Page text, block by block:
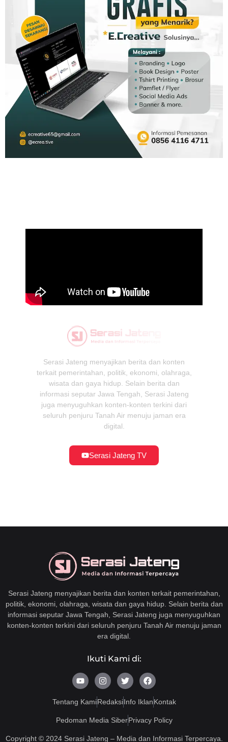
Serasi Jateng menyajikan berita dan konten
terkait pemerintahan, politik, ekonomi, olahraga,
wisata dan gaya hidup. Selain berita dan
informasi seputar Jawa Tengah, Serasi Jateng
juga menyuguhkan konten-konten terkini dari
seluruh penjuru Tanah Air menuju jaman era
digital.
Serasi Jateng TV
Serasi Jateng menyajikan berita dan konten terkait pemerintahan,
politik, ekonomi, olahraga, wisata dan gaya hidup. Selain berita dan
informasi seputar Jawa Tengah, Serasi Jateng juga menyuguhkan
konten-konten terkini dari seluruh penjuru Tanah Air menuju jaman
era digital.
Ikuti Kami di:
Y
o
t
e
I
n
t
g
r
T
w
t
e
r
F
a
e
o
Tentang KamiRedaksiInfo IklanKontak
Pedoman Media SiberPrivacy Policy
Copyright © 2024 Serasi Jateng – Media dan Informasi Terpercaya.